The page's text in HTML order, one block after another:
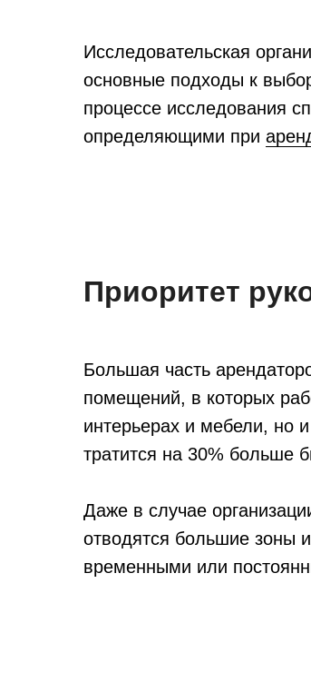
Исследовательская
основные подходы к
процессе исследования
определяющими при
Приоритет
Большая часть
помещений, в которых
интерьерах и мебели, но
тратится на 30% больше
Даже в случае
отводятся большие зоны
временными или